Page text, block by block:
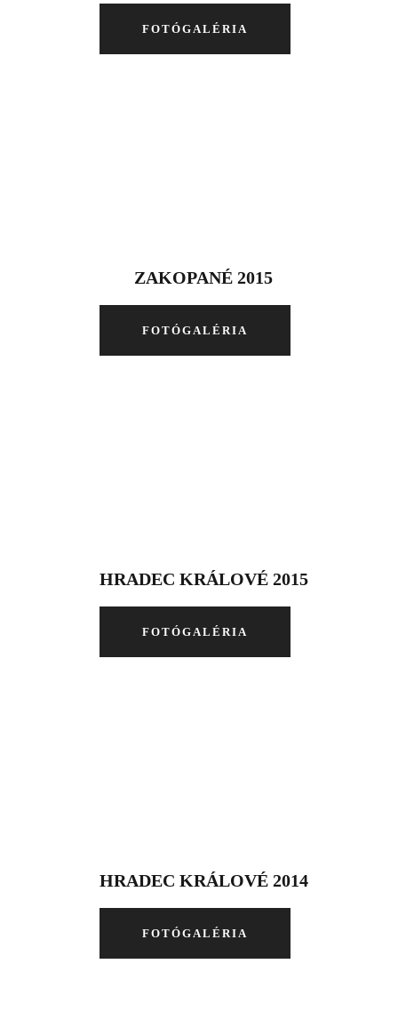
FOTÓGALÉRIA
ZAKOPANÉ 2015
FOTÓGALÉRIA
HRADEC KRÁLOVÉ 2015
FOTÓGALÉRIA
HRADEC KRÁLOVÉ 2014
FOTÓGALÉRIA